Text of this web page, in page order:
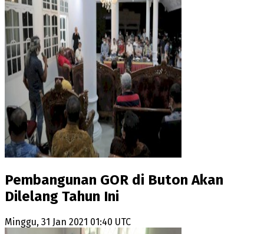
Pembangunan GOR di Buton Akan
Dilelang Tahun Ini
Minggu, 31 Jan 2021 01:40 UTC